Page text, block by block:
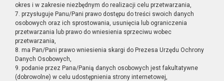
okres i w zakresie niezbędnym do realizacji celu przetwarzania,
7. przysługuje Panu/Pani prawo dostępu do treści swoich danych
osobowych oraz ich sprostowania, usunięcia lub ograniczenia
przetwarzania lub prawo do wniesienia sprzeciwu wobec
przetwarzania,
8. ma Pan/Pani prawo wniesienia skargi do Prezesa Urzędu Ochrony
Danych Osobowych,
9. podanie przez Pana/Panią danych osobowych jest fakultatywne
(dobrowolne) w celu udostępnienia strony internetowej,